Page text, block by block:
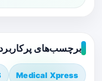
برچسب‌های پرکاربرد
Medical Xpress